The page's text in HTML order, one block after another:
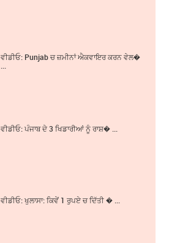
ਵੀਡੀਓ: Punjab ਚ ਜ਼ਮੀਨਾਂ ਐਕਵਾਇਰ ਕਰਨ ਵੇਲ�
ਵੀਡੀਓ: ਪੰਜਾਬ ਦੇ 3 ਖਿਡਾਰੀਆਂ ਨੂੰ ਰਾਸ਼� ...
ਵੀਡੀਓ: ਖੁਲਾਸਾ: ਕਿਵੇਂ 1 ਰੁਪਏ ਚ ਦਿੱਤੀ � ...